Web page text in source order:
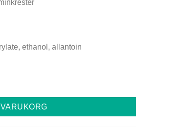
ethanol, allantoin